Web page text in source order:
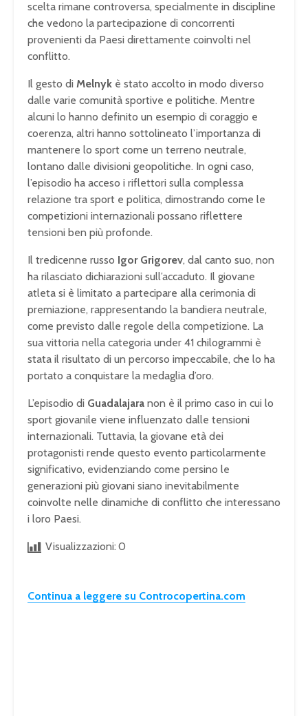
scelta rimane controversa, specialmente in discipline
che vedono la partecipazione di concorrenti
provenienti da Paesi direttamente coinvolti nel
conflitto.
Il gesto di Melnyk è stato accolto in modo diverso
dalle varie comunità sportive e politiche. Mentre
alcuni lo hanno definito un esempio di coraggio e
coerenza, altri hanno sottolineato l’importanza di
mantenere lo sport come un terreno neutrale,
lontano dalle divisioni geopolitiche. In ogni caso,
l’episodio ha acceso i riflettori sulla complessa
relazione tra sport e politica, dimostrando come le
competizioni internazionali possano riflettere
tensioni ben più profonde.
Il tredicenne russo Igor Grigorev, dal canto suo, non
ha rilasciato dichiarazioni sull’accaduto. Il giovane
atleta si è limitato a partecipare alla cerimonia di
premiazione, rappresentando la bandiera neutrale,
come previsto dalle regole della competizione. La
sua vittoria nella categoria under 41 chilogrammi è
stata il risultato di un percorso impeccabile, che lo ha
portato a conquistare la medaglia d’oro.
L’episodio di Guadalajara non è il primo caso in cui lo
sport giovanile viene influenzato dalle tensioni
internazionali. Tuttavia, la giovane età dei
protagonisti rende questo evento particolarmente
significativo, evidenziando come persino le
generazioni più giovani siano inevitabilmente
coinvolte nelle dinamiche di conflitto che interessano
i loro Paesi.
Visualizzazioni: 0
Continua a leggere su Controcopertina.com